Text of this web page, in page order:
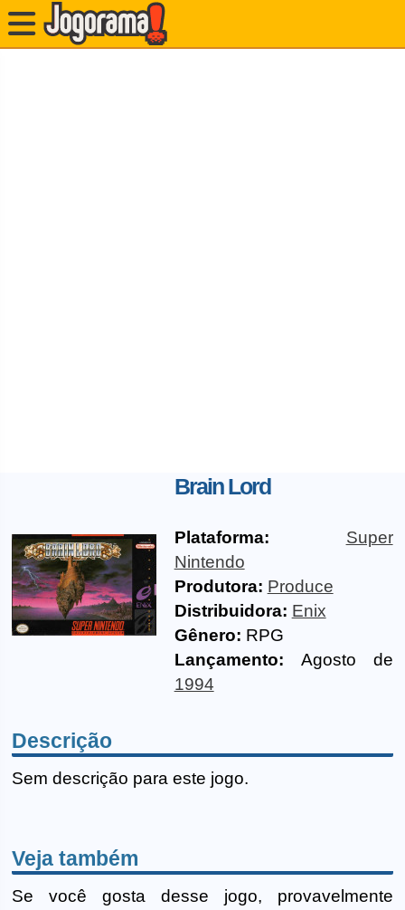
Brain Lord
Plataforma:
Super
Nintendo
Produtora: Produce
Distribuidora: Enix
Gênero: RPG
Lançamento: Agosto de
1994
Descrição
Sem descrição para este jogo.
Veja também
Se você gosta desse jogo, provavelmente